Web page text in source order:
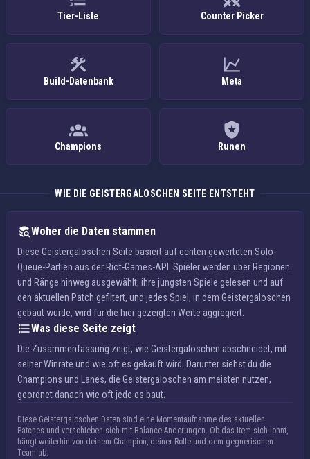
Tier-Liste Counter Picker
Build-Datenbank Meta
Champions Runen
WIE DIE GEISTERGALOSCHEN SEITE ENTSTEHT
Woher die Daten stammen
Diese Geistergaloschen Seite basiert auf echten gewerteten Solo-
Queue-Partien aus der Riot-Games-API. Spieler werden über Regionen
und Ränge hinweg ausgewählt, ihre jüngsten Spiele gelesen und auf
den aktuellen Patch gefiltert, und jedes Spiel, in dem Geistergaloschen
gebaut wurde, wird für die hier gezeigten Werte aggregiert.
Was diese Seite zeigt
Die Zusammenfassung zeigt, wie Geistergaloschen abschneidet, mit
seiner Winrate und wie oft es gekauft wird. Darunter siehst du die
Champions und Lanes, die Geistergaloschen am meisten nutzen,
geordnet danach wie oft jede es baut.
Diese Geistergaloschen Daten sind eine Momentaufnahme des aktuellen
Patches und verschieben sich mit Balance-Änderungen. Ob das Item sich lohnt,
hängt weiterhin von deinem Champion, deiner Rolle und dem gegnerischen
Team ab.